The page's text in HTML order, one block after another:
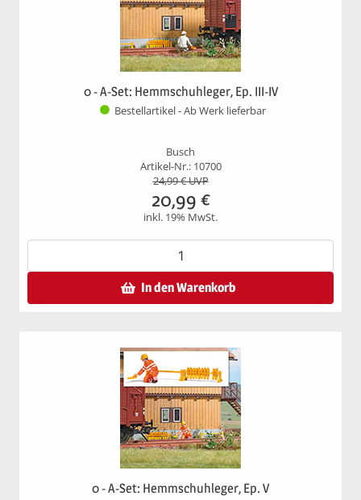
0 - A-Set: Hemmschuhleger, Ep. III-IV
Bestellartikel - Ab Werk lieferbar
Busch
Artikel-Nr.: 10700
24,99€ UVP
20,99 €
inkl. 19% MwSt.
In den Warenkorb
0 - A-Set: Hemmschuhleger, Ep. V